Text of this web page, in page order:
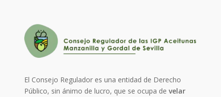
El Consejo Regulador es una entidad de Derecho
Público, sin ánimo de lucro, que se ocupa develar